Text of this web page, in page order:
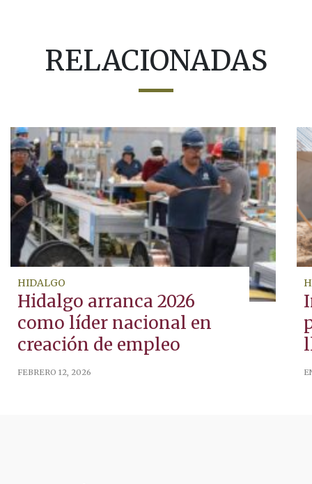
RELACIONADAS
HIDALGO
Hidalgo arranca 2026
como líder nacional en
creación de empleo
FEBRERO 12, 2026